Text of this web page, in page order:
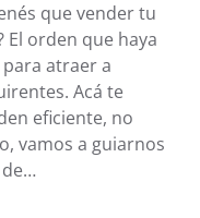
que vender tu
El orden que haya
atraer a
Acá te
eficiente, no
vamos a guiarnos
de…